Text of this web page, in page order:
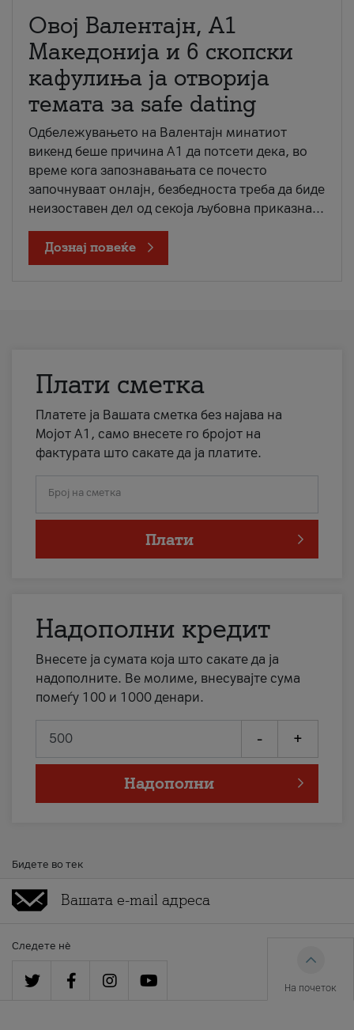
Овој Валентајн, A1
Македонија и 6 скопски
кафулиња ја отворија
темата за safe dating
Одбележувањето на Валентајн минатиот
викенд беше причина А1 да потсети дека, во
време кога запознавањата се почесто
започнуваат онлајн, безбедноста треба да биде
неизоставен дел од секоја љубовна приказна...
Дознај повеќе
Плати сметка
Платете ја Вашата сметка без најава на
Мојот А1, само внесете го бројот на
фактурата што сакате да ја платите.
Број на сметка
Плати
Надополни кредит
Внесете ја сумата која што сакате да ја
надополните. Ве молиме, внесувајте сума
помеѓу 100 и 1000 денари.
- +
Надополни
Бидете во тек
Следете нè
На почеток